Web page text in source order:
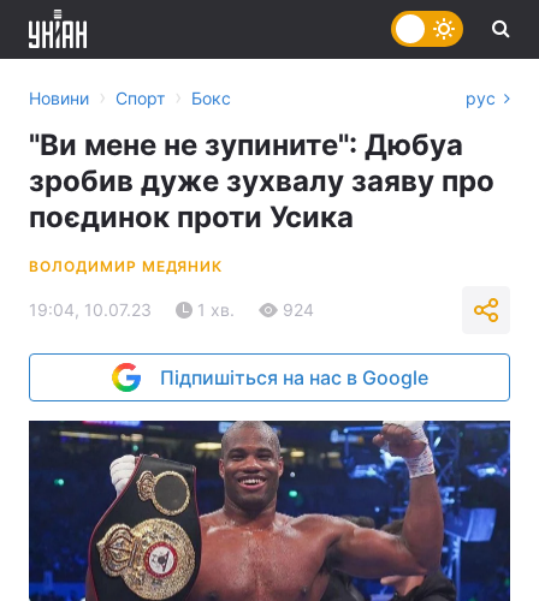
Новини › Спорт › Бокс рус
"Ви мене не зупините": Дюбуа
зробив дуже зухвалу заяву про
поєдинок проти Усика
ВОЛОДИМИР МЕДЯНИК
19:04, 10.07.23 1 хв. 924
Підпишіться на нас в Google